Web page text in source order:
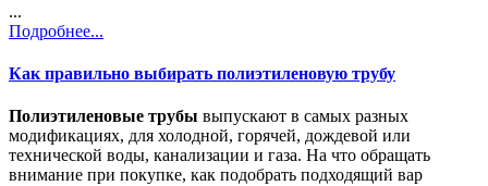
...
Подробнее...
Как правильно выбирать полиэтиленовую трубу
Полиэтиленовые трубы выпускают в самых разных
модификациях, для холодной, горячей, дождевой или
технической воды, канализации и газа. На что обращать
внимание при покупке, как подобрать подходящий вар